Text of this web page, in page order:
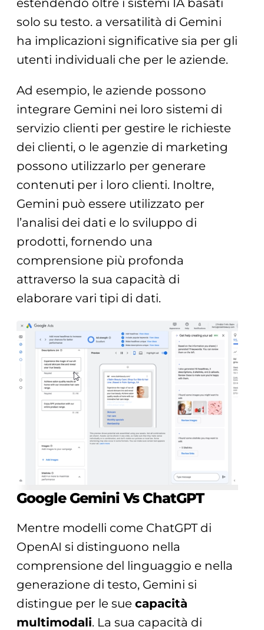
estendendo oltre i sistemi IA basati
solo su testo. a versatilità di Gemini
ha implicazioni significative sia per gli
utenti individuali che per le aziende.
Ad esempio, le aziende possono
integrare Gemini nei loro sistemi di
servizio clienti per gestire le richieste
dei clienti, o le agenzie di marketing
possono utilizzarlo per generare
contenuti per i loro clienti. Inoltre,
Gemini può essere utilizzato per
l’analisi dei dati e lo sviluppo di
prodotti, fornendo una
comprensione più profonda
attraverso la sua capacità di
elaborare vari tipi di dati.
Google Gemini Vs ChatGPT
Mentre modelli come ChatGPT di
OpenAI si distinguono nella
comprensione del linguaggio e nella
generazione di testo, Gemini si
distingue per le sue capacità
multimodali. La sua capacità di